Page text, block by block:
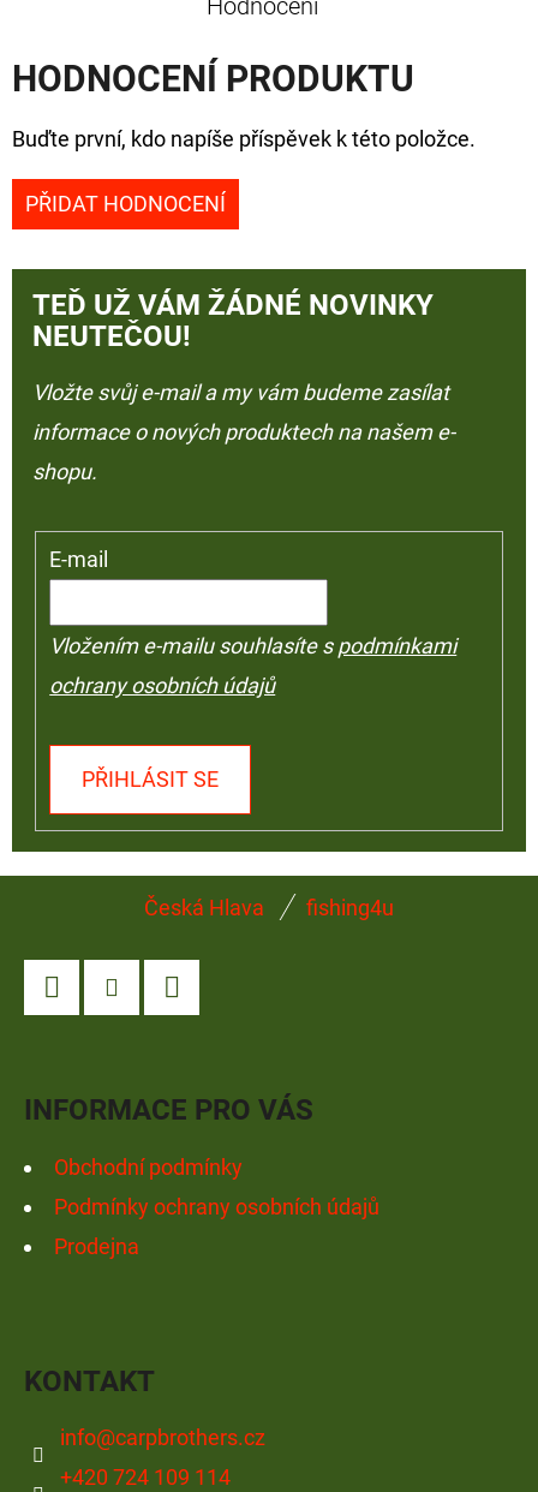
HODNOCENÍ PRODUKTU
Buďte první, kdo napíše příspěvek k této položce.
PŘIDAT HODNOCENÍ
TEĎ UŽ VÁM ŽÁDNÉ NOVINKY
NEUTEČOU!
Vložte svůj e-mail a my vám budeme zasílat
informace o nových produktech na našem e-
shopu.
E-mail
Vložením e-mailu souhlasíte spodmínkami
ochrany osobních údajů
PŘIHLÁSIT SE
Česká Hlava fishing4u
INFORMACE PRO VÁS
Obchodní podmínky
Podmínky ochrany osobních údajů
Prodejna
KONTAKT
info@carpbrothers.cz
+420 724 109 114